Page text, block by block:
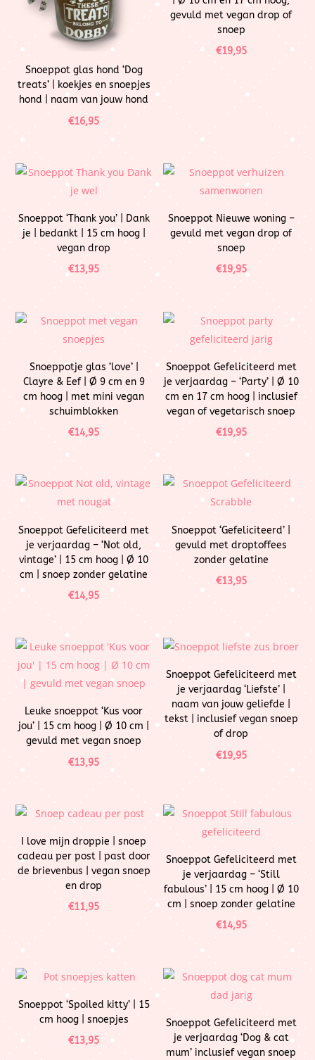
Snoeppot glas hond ‘Dog
treats’ | koekjes en snoepjes
hond | naam van jouw hond
€16,95
gevuld met vegan drop of
snoep
€19,95
Snoeppot ‘Thank you’ | Dank
je | bedankt | 15 cm hoog |
vegan drop
€13,95
Snoeppot Nieuwe woning –
gevuld met vegan drop of
snoep
€19,95
Snoeppotje glas ‘love’ |
Clayre & Eef | Ø 9 cm en 9
cm hoog | met mini vegan
schuimblokken
€14,95
Snoeppot Gefeliciteerd met
je verjaardag – ‘Party’ | Ø 10
cm en 17 cm hoog | inclusief
vegan of vegetarisch snoep
€19,95
Snoeppot Gefeliciteerd met
je verjaardag – ‘Not old,
vintage’ | 15 cm hoog | Ø 10
cm | snoep zonder gelatine
€14,95
Snoeppot ‘Gefeliciteerd’ |
gevuld met droptoffees
zonder gelatine
€13,95
Leuke snoeppot ‘Kus voor
jou’ | 15 cm hoog | Ø 10 cm |
gevuld met vegan snoep
€13,95
Snoeppot Gefeliciteerd met
je verjaardag ‘Liefste’ |
naam van jouw geliefde |
tekst | inclusief vegan snoep
of drop
€19,95
I love mijn droppie | snoep
cadeau per post | past door
de brievenbus | vegan snoep
en drop
€11,95
Snoeppot Gefeliciteerd met
je verjaardag – ‘Still
fabulous’ | 15 cm hoog | Ø 10
cm | snoep zonder gelatine
€14,95
Snoeppot ‘Spoiled kitty’ | 15
cm hoog | snoepjes
€13,95
Snoeppot Gefeliciteerd met
je verjaardag ‘Dog & cat
mum’ inclusief vegan snoep